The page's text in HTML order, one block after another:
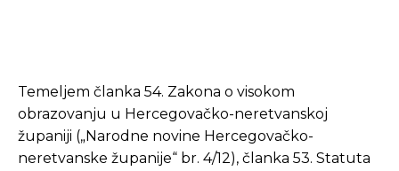
Temeljem članka 54. Zakona o visokom
obrazovanju u Hercegovačko-neretvanskoj
županiji („Narodne novine Hercegovačko-
neretvanske županije“ br. 4/12), članka 53. Statuta